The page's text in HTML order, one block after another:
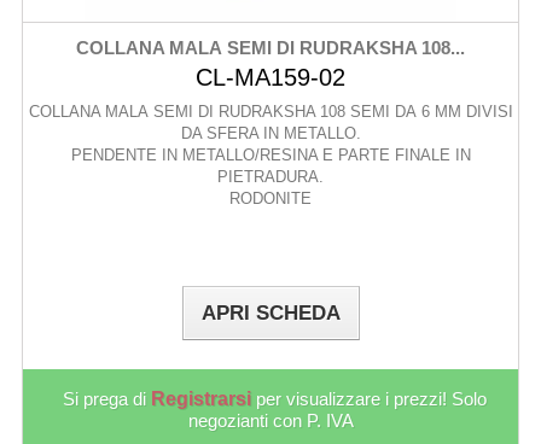
COLLANA MALA SEMI DI RUDRAKSHA 108...
CL-MA159-02
COLLANA MALA SEMI DI RUDRAKSHA 108 SEMI DA 6 MM DIVISI
DA SFERA IN METALLO.
PENDENTE IN METALLO/RESINA E PARTE FINALE IN
PIETRADURA.
RODONITE
APRI SCHEDA
Si prega di Registrarsi per visualizzare i prezzi! Solo
negozianti con P. IVA